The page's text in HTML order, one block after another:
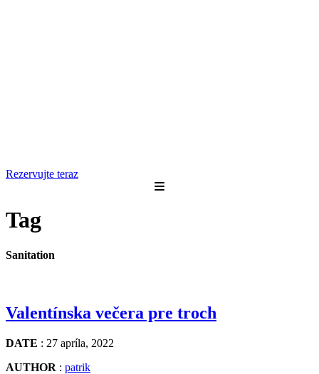
Rezervujte teraz
Tag
Sanitation
Valentínska večera pre troch
DATE : 27 apríla, 2022
AUTHOR : patrik